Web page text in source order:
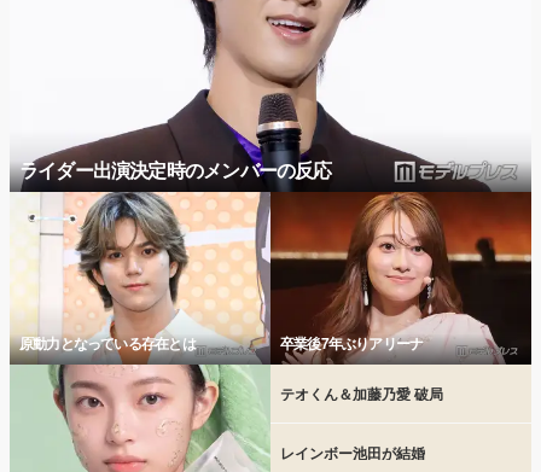
ライダー出演決定時のメンバーの反応
原動力となっている存在とは 卒業後7年ぶりアリーナ
テオくん＆加藤乃愛 破局
レインボー池田が結婚